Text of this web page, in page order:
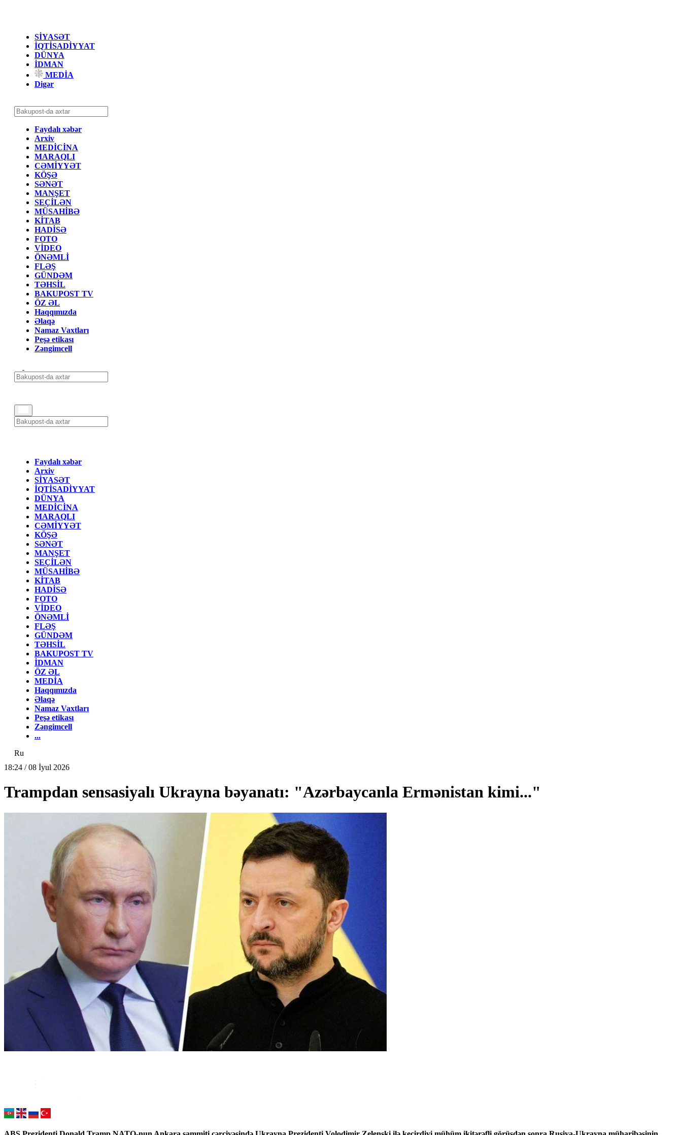
SİYASƏT
İQTİSADİYYAT
DÜNYA
İDMAN
MEDİA
Digər
Faydalı xəbər
Arxiv
MEDİCİNA
MARAQLI
CƏMİYYƏT
KÖŞƏ
SƏNƏT
MANŞET
SEÇİLƏN
MÜSAHİBƏ
KİTAB
HADİSƏ
FOTO
VİDEO
ÖNƏMLİ
FLƏŞ
GÜNDƏM
TƏHSİL
BAKUPOST TV
ÖZ ƏL
Haqqımızda
Əlaqə
Namaz Vaxtları
Peşə etikası
Zəngimcell
Faydalı xəbər
Arxiv
SİYASƏT
İQTİSADİYYAT
DÜNYA
MEDİCİNA
MARAQLI
CƏMİYYƏT
KÖŞƏ
SƏNƏT
MANŞET
SEÇİLƏN
MÜSAHİBƏ
KİTAB
HADİSƏ
FOTO
VİDEO
ÖNƏMLİ
FLƏŞ
GÜNDƏM
TƏHSİL
BAKUPOST TV
İDMAN
ÖZ ƏL
MEDİA
Haqqımızda
Əlaqə
Namaz Vaxtları
Peşə etikası
Zəngimcell
...
Ru
18:24 / 08 İyul 2026
Trampdan sensasiyalı Ukrayna bəyanatı: "Azərbaycanla Ermənistan kimi..."